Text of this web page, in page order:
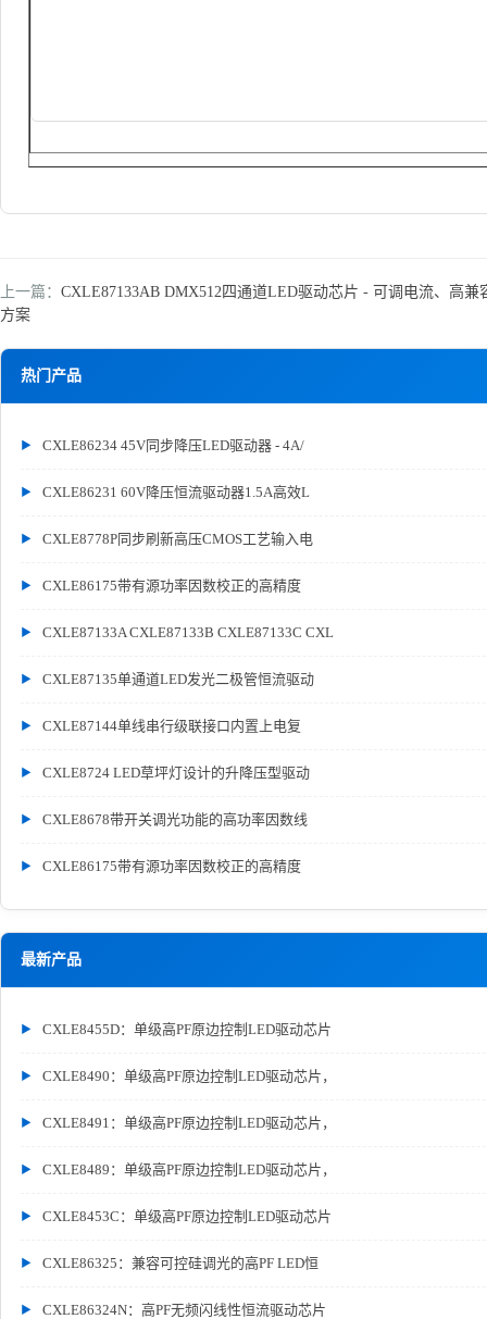
热门产品
CXLE86234 45V同步降压LED驱动器 - 4A/
CXLE86231 60V降压恒流驱动器1.5A高效L
CXLE8778P同步刷新高压CMOS工艺输入电
CXLE86175带有源功率因数校正的高精度
CXLE87133A CXLE87133B CXLE87133C CXL
CXLE87135单通道LED发光二极管恒流驱动
CXLE87144单线串行级联接口内置上电复
CXLE8724 LED草坪灯设计的升降压型驱动
CXLE8678带开关调光功能的高功率因数线
CXLE86175带有源功率因数校正的高精度
最新产品
CXLE8455D：单级高PF原边控制LED驱动芯片
CXLE8490：单级高PF原边控制LED驱动芯片，
CXLE8491：单级高PF原边控制LED驱动芯片，
CXLE8489：单级高PF原边控制LED驱动芯片，
CXLE8453C：单级高PF原边控制LED驱动芯片
CXLE86325：兼容可控硅调光的高PF LED恒
CXLE86324N：高PF无频闪线性恒流驱动芯片
上一篇： CXLE87133AB DMX512四通道LED驱动芯片 - 可调电流、高兼
方案